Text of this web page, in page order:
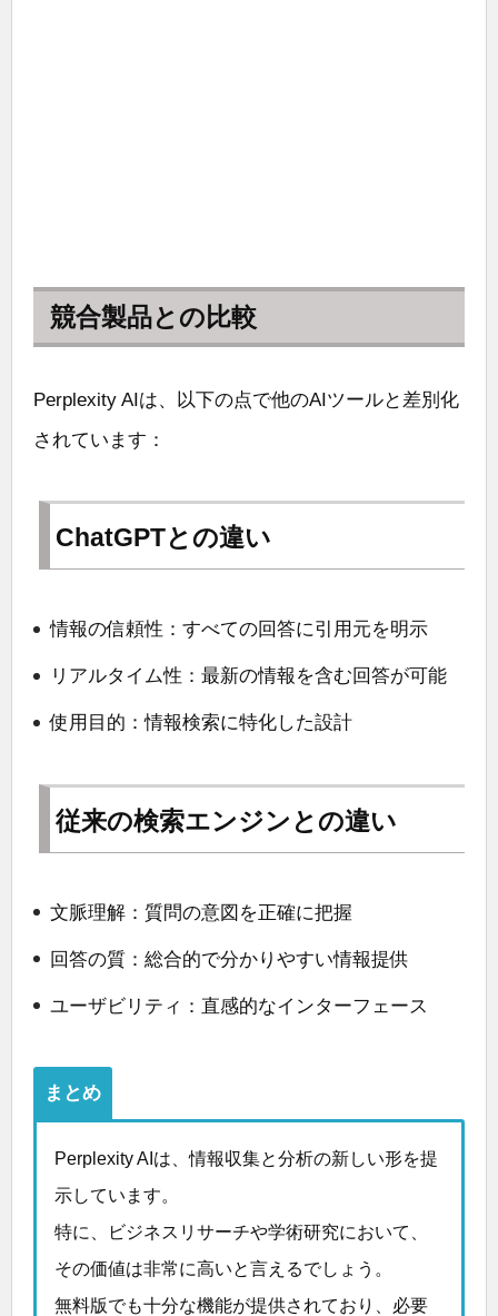
競合製品との比較
Perplexity AIは、以下の点で他のAIツールと差別化
されています：
ChatGPTとの違い
情報の信頼性：すべての回答に引用元を明示
リアルタイム性：最新の情報を含む回答が可能
使用目的：情報検索に特化した設計
従来の検索エンジンとの違い
文脈理解：質問の意図を正確に把握
回答の質：総合的で分かりやすい情報提供
ユーザビリティ：直感的なインターフェース
まとめ
Perplexity AIは、情報収集と分析の新しい形を提
示しています。
特に、ビジネスリサーチや学術研究において、
その価値は非常に高いと言えるでしょう。
無料版でも十分な機能が提供されており、必要